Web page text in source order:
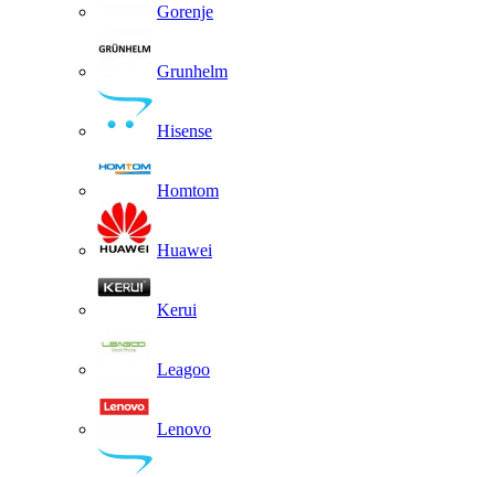
Gorenje
Grunhelm
Hisense
Homtom
Huawei
Kerui
Leagoo
Lenovo